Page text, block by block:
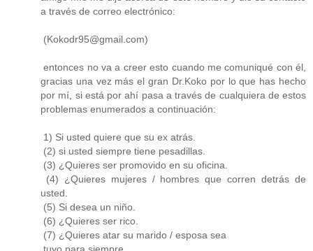
a través de correo electrónico:
(Kokodr95@gmail.com)
entonces no va a creer esto cuando me comuniqué con él,
gracias una vez más el gran Dr.Koko por lo que has hecho
por mí, si está por ahí pasa a través de cualquiera de estos
problemas enumerados a continuación:
1) Si usted quiere que su ex atrás.
(2) si usted siempre tiene pesadillas.
(3) ¿Quieres ser promovido en su oficina.
(4) ¿Quieres mujeres / hombres que corren detrás de
usted.
(5) Si desea un niño.
(6) ¿Quieres ser rico.
(7) ¿Quieres atar su marido / esposa sea